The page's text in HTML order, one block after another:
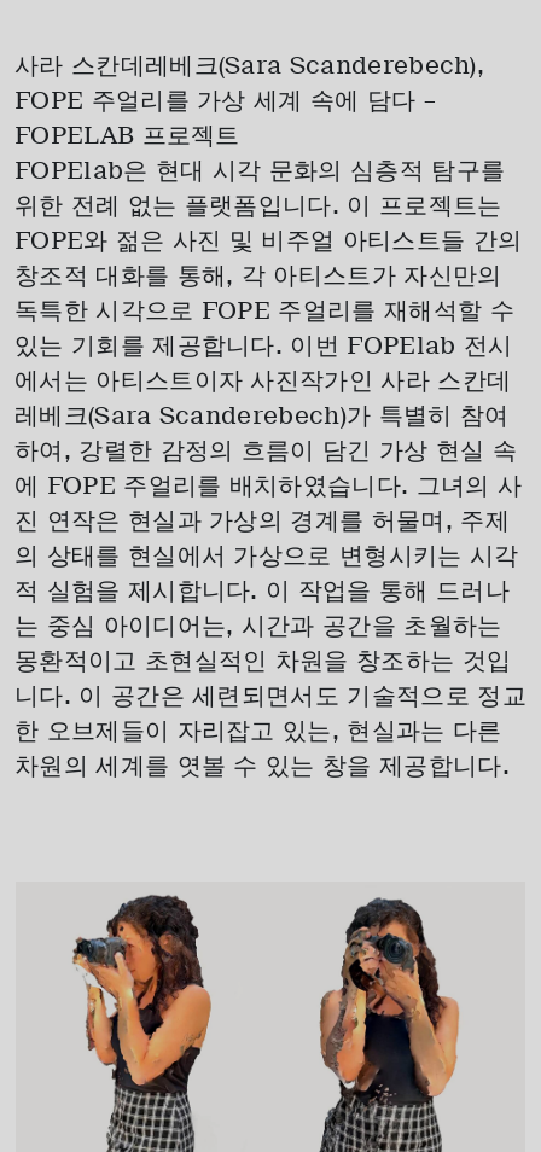
사라 스칸데레베크(Sara Scanderebech),
FOPE 주얼리를 가상 세계 속에 담다 –
FOPELAB 프로젝트
FOPElab은 현대 시각 문화의 심층적 탐구를
위한 전례 없는 플랫폼입니다. 이 프로젝트는
FOPE와 젊은 사진 및 비주얼 아티스트들 간의
창조적 대화를 통해, 각 아티스트가 자신만의
독특한 시각으로 FOPE 주얼리를 재해석할 수
있는 기회를 제공합니다. 이번 FOPElab 전시
에서는 아티스트이자 사진작가인 사라 스칸데
레베크(Sara Scanderebech)가 특별히 참여
하여, 강렬한 감정의 흐름이 담긴 가상 현실 속
에 FOPE 주얼리를 배치하였습니다. 그녀의 사
진 연작은 현실과 가상의 경계를 허물며, 주제
의 상태를 현실에서 가상으로 변형시키는 시각
적 실험을 제시합니다. 이 작업을 통해 드러나
는 중심 아이디어는, 시간과 공간을 초월하는
몽환적이고 초현실적인 차원을 창조하는 것입
니다. 이 공간은 세련되면서도 기술적으로 정교
한 오브제들이 자리잡고 있는, 현실과는 다른
차원의 세계를 엿볼 수 있는 창을 제공합니다.